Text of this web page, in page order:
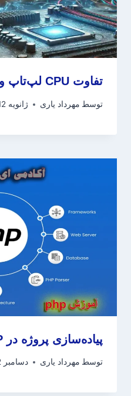
تفاوت CPU لپ‌تاپ و رومیزی
توسط مهرداد یاری ژانویه 12, 2025
پیاده‌سازی پروژه در PHP : راهنمای جامع
توسط مهرداد یاری دسامبر 22, 2024